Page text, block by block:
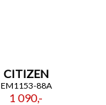
CITIZEN
EM1153-88A
1 090,-